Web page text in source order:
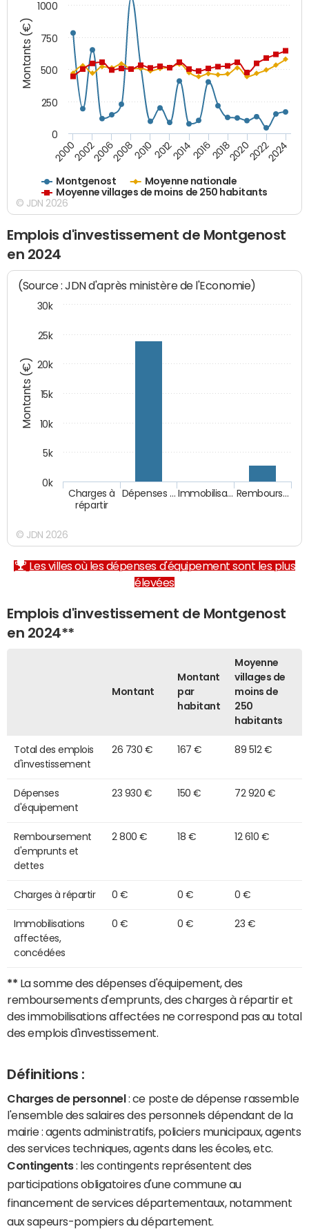
Montants (€)
Montgenost
Moyenne nationale
Moyenne villages de moins de 250 habitants
200020022006200820102012201420162018202020222024
0
250
500
750
1000
© JDN 2026
Emplois d'investissement de Montgenost
en 2024
Montants (€)
(Source : JDN d'après ministère de l'Economie)
Charges à
répartir
Dépenses … Immobilisa… Rembours…
0k
5k
10k
15k
20k
25k
30k
© JDN 2026
Les villes où les dépenses d'équipement sont les plus
élevées
Emplois d'investissement de Montgenost
en 2024**
Montant
Montant
par
habitant
Moyenne
villages de
moins de
250
habitants
Total des emplois
d'investissement
26 730 € 167 € 89 512 €
Dépenses
d'équipement
23 930 € 150 € 72 920 €
Remboursement
d'emprunts et
dettes
2 800 € 18 € 12 610 €
Charges à répartir 0 € 0 € 0 €
Immobilisations
affectées,
concédées
0 € 0 € 23 €
** La somme des dépenses d'équipement, des
remboursements d'emprunts, des charges à répartir et
des immobilisations affectées ne correspond pas au total
des emplois d'investissement.
Définitions :
Charges de personnel : ce poste de dépense rassemble
l'ensemble des salaires des personnels dépendant de la
mairie : agents administratifs, policiers municipaux, agents
des services techniques, agents dans les écoles, etc.
Contingents: les contingents représentent des
participations obligatoires d'une commune au
financement de services départementaux, notamment
aux sapeurs-pompiers du département.